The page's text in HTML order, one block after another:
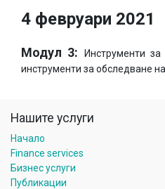
4 февруари 2021
Модул 3:
Инструменти
инструменти за обследване
Нашите услуги
Начало
Finance services
Бизнес услуги
Публикации